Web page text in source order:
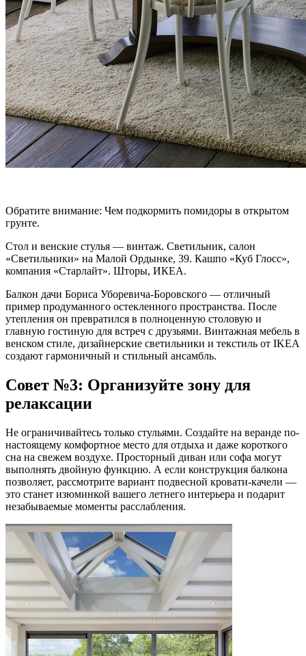
Обратите внимание: Чем подкормить помидоры в открытом
грунте.
Стол и венские стулья — винтаж. Светильник, салон
«Светильники» на Малой Ордынке, 39. Кашпо «Куб Глосс»,
компания «Старлайт». Шторы, ИКЕА.
Балкон дачи Бориса Уборевича-Боровского — отличный
пример продуманного остекленного пространства. После
утепления он превратился в полноценную столовую и
главную гостиную для встреч с друзьями. Винтажная мебель в
венском стиле, дизайнерские светильники и текстиль от IKEA
создают гармоничный и стильный ансамбль.
Совет №3: Организуйте зону для
релаксации
Не ограничивайтесь только стульями. Создайте на веранде по-
настоящему комфортное место для отдыха и даже короткого
сна на свежем воздухе. Просторный диван или софа могут
выполнять двойную функцию. А если конструкция балкона
позволяет, рассмотрите вариант подвесной кровати-качели —
это станет изюминкой вашего летнего интерьера и подарит
незабываемые моменты расслабления.